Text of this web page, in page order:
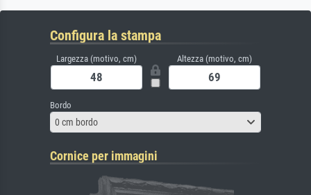
Configura la stampa
Largezza (motivo, cm) Altezza (motivo, cm)
Bordo
0 cm bordo
Cornice per immagini